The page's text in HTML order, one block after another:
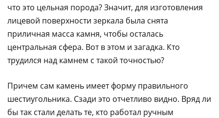
что это цельная порода? Значит, для изготовления
лицевой поверхности зеркала была снята
приличная масса камня, чтобы осталась
центральная сфера. Вот в этом и загадка. Кто
трудился над камнем с такой точностью?
Причем сам камень имеет форму правильного
шестиугольника. Сзади это отчетливо видно. Вряд ли
бы так стали делать те, кто работал ручным